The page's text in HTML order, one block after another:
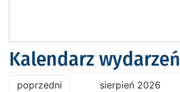
Kalendarz wydarzeń
poprzedni sierpień 2026